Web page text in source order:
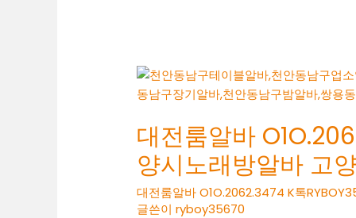
대전룸알바
양시노래방알바 고
대전룸알바 O1O.2062.3474 K톡
글쓴이ryboy35670